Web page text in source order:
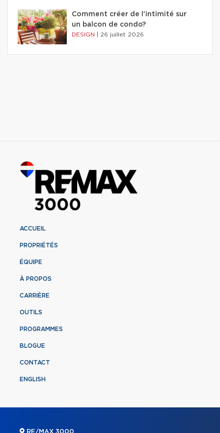
Comment créer de l'intimité sur
un balcon de condo?
DESIGN 26 juillet 2026
ACCUEIL
PROPRIÉTÉS
ÉQUIPE
À PROPOS
CARRIÈRE
OUTILS
PROGRAMMES
BLOGUE
CONTACT
ENGLISH
RE/MAX 3000